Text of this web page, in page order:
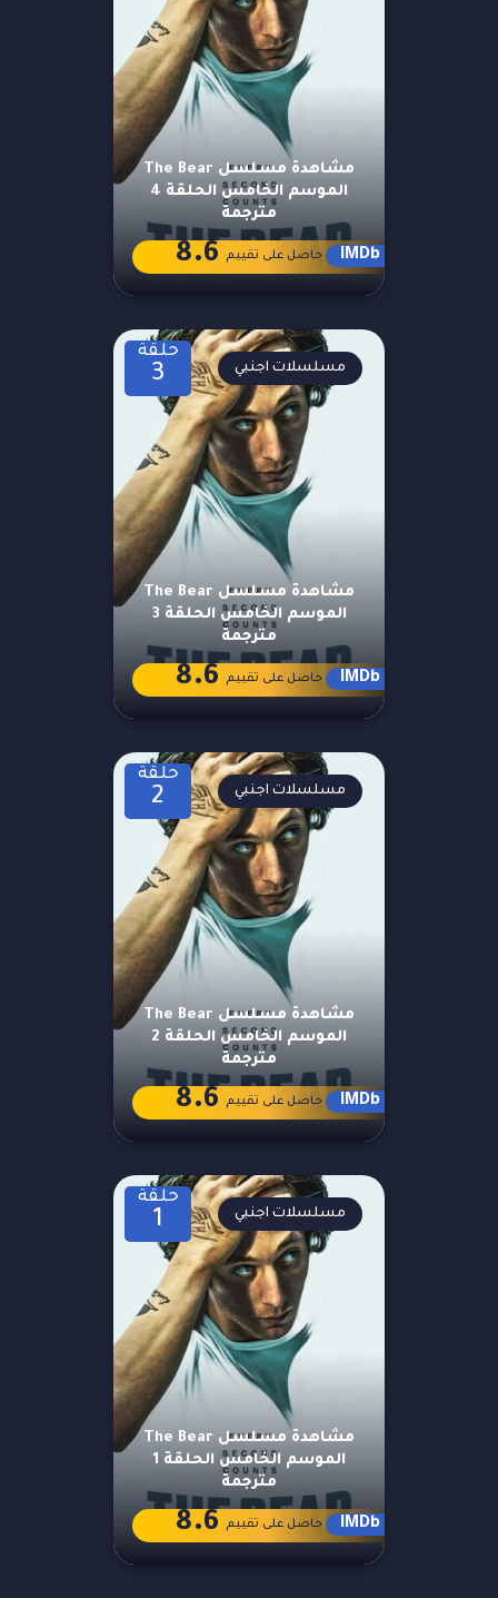
مشاهدة مسلسل The Bear
الموسم الخامس الحلقة 4
مترجمة
IMDb حاصل على تقييم 8.6
حلقة
3
مشاهدة مسلسل The Bear
الموسم الخامس الحلقة 3
مترجمة
مسلسلات اجنبي
IMDb حاصل على تقييم 8.6
حلقة
2
مشاهدة مسلسل The Bear
الموسم الخامس الحلقة 2
مترجمة
مسلسلات اجنبي
IMDb حاصل على تقييم 8.6
حلقة
1
مشاهدة مسلسل The Bear
الموسم الخامس الحلقة 1
مترجمة
مسلسلات اجنبي
IMDb حاصل على تقييم 8.6